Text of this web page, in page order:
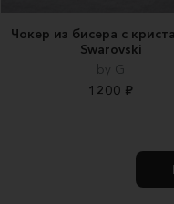
Чокер из бисера с
Swarovski
by G
1200 ₽